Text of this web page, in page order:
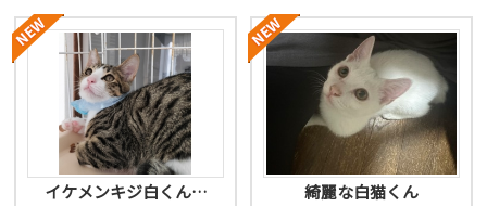
イケメンキジ白くん… 綺麗な白猫くん